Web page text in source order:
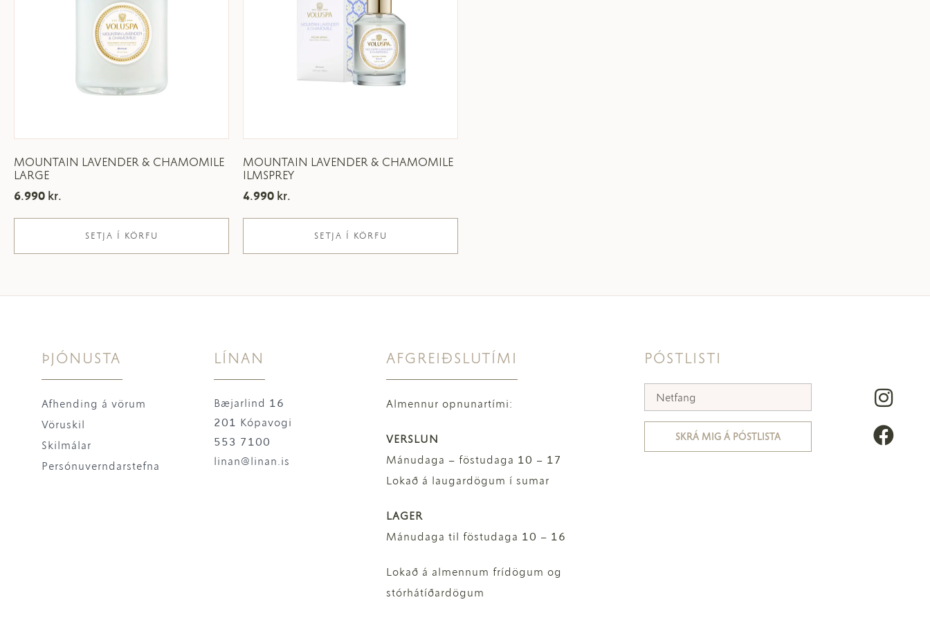
MOUNTAIN LAVENDER & CHAMOMILE
LARGE
6.990 kr.
SETJA Í KÖRFU
MOUNTAIN LAVENDER & CHAMOMILE
ILMSPREY
4.990 kr.
SETJA Í KÖRFU
ÞJÓNUSTA
Afhending á vörum
Vöruskil
Skilmálar
Persónuverndarstefna
LÍNAN
Bæjarlind 16
201 Kópavogi
553 7100
linan@linan.is
AFGREIÐSLUTÍMI
Almennur opnunartími:
VERSLUN
Mánudaga – föstudaga 10 – 17
Lokað á laugardögum í sumar
LAGER
Mánudaga til föstudaga 10 – 16
Lokað á almennum frídögum og
stórhátíðardögum
PÓSTLISTI
SKRÁ MIG Á PÓSTLISTA